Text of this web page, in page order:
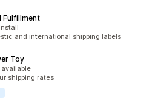
Fulfillment
458
and international shipping labels
Toy
28
available
shipping rates